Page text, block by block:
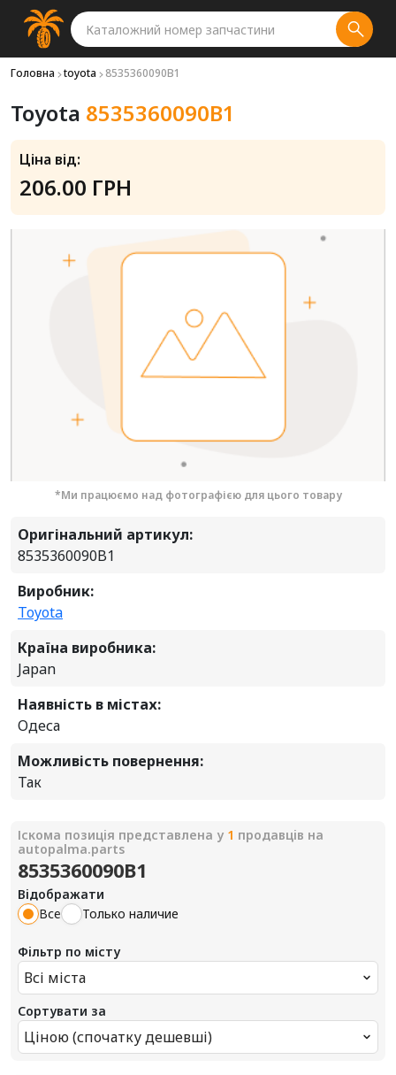
Головна toyota 8535360090B1
Toyota 8535360090B1
Ціна від:
206.00 ГРН
*Ми працюємо над фотографією для цього товару
Оригінальний артикул:
8535360090B1
Виробник:
Toyota
Країна виробника:
Japan
Наявність в містах:
Одеса
Можливість повернення:
Так
Іскома позиція представлена у 1 продавців на
autopalma.parts
8535360090B1
Відображати
Все
Только наличие
Фільтр по місту
Всі міста
Сортувати за
Ціною (спочатку дешевші)